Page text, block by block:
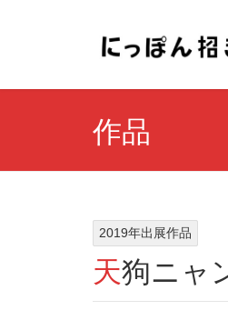
作品
2019年出展作品
天狗ニ